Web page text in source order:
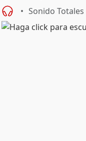
Sonido Totales